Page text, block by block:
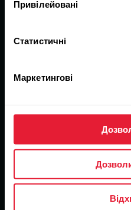
Привілейовані
Статистичні
Маркетингові
Виберіть пакет
поєднуються із Polar